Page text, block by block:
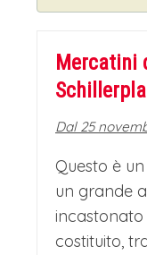
o da
sotto le
una
comunità
Mercatini
Dal 25
Questo è
un grande
costituito,